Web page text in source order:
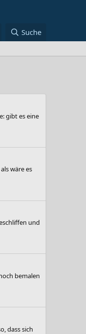
Suche
gibt es eine
wäre es
und
bemalen
dass sich